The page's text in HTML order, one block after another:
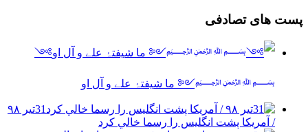
پست های تصادفی
༻
﷽༺ ما شیفتۂ علے و آل او
31تیر ۹۸
/ آمريكا پشت انگليس را رسما خالي كرد